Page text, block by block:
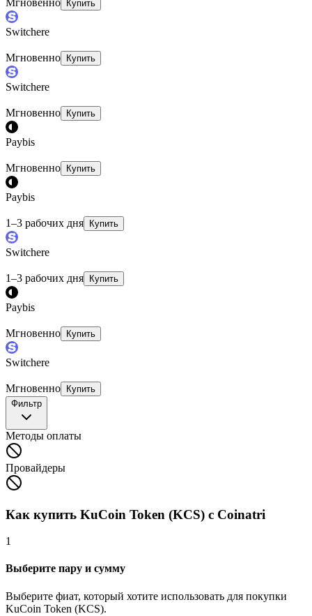
Купить
Switchere
Мгновенно Купить
Switchere
Мгновенно Купить
Paybis
Мгновенно Купить
Paybis
1–3 рабочих дня Купить
Switchere
1–3 рабочих дня Купить
Paybis
Мгновенно Купить
Switchere
Мгновенно
Купить
Фильтр
Методы оплаты
Провайдеры
Как купить KuCoin Token (KCS) с Coinatri
1
Выберите пару и сумму
Выберите фиат, который хотите использовать для покупки
KuCoin Token (KCS).